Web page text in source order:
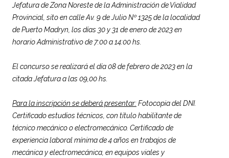
Jefatura de Zona Noreste de la Administración de Vialidad
Provincial, sito en calle Av. 9 de Julio Nº 1325 de la localidad
de Puerto Madryn, los días 30 y 31 de enero de 2023 en
horario Administrativo de 7:00 a 14:00 hs.
El concurso se realizará el día 08 de febrero de 2023 en la
citada Jefatura a las 09,00 hs.
Para la inscripción se deberá presentar:Fotocopia del DNI.
Certificado estudios técnicos, con título habilitante de
técnico mecánico o electromecánico. Certificado de
experiencia laboral mínima de 4 años en trabajos de
mecánica y electromecánica, en equipos viales y